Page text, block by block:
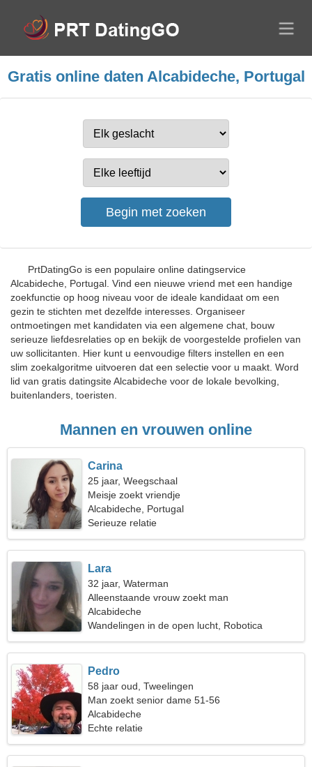
Gratis online daten Alcabideche, Portugal
PrtDatingGo is een populaire online datingservice
Alcabideche, Portugal. Vind een nieuwe vriend met een handige
zoekfunctie op hoog niveau voor de ideale kandidaat om een
gezin te stichten met dezelfde interesses. Organiseer
ontmoetingen met kandidaten via een algemene chat, bouw
serieuze liefdesrelaties op en bekijk de voorgestelde profielen van
uw sollicitanten. Hier kunt u eenvoudige filters instellen en een
slim zoekalgoritme uitvoeren dat een selectie voor u maakt. Word
lid van gratis datingsite Alcabideche voor de lokale bevolking,
buitenlanders, toeristen.
Mannen en vrouwen online
Carina
25 jaar, Weegschaal
Meisje zoekt vriendje
Alcabideche, Portugal
Serieuze relatie
Lara
32 jaar, Waterman
Alleenstaande vrouw zoekt man
Alcabideche
Wandelingen in de open lucht, Robotica
Pedro
58 jaar oud, Tweelingen
Man zoekt senior dame 51-56
Alcabideche
Echte relatie